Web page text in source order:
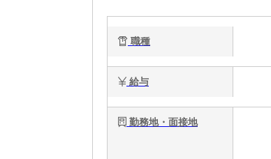
職種
給与
勤務地・面接地